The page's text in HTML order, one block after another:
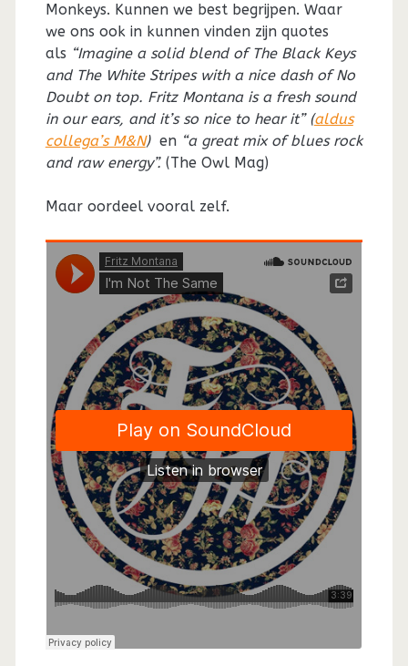
Monkeys. Kunnen we best begrijpen. Waar
we ons ook in kunnen vinden zijn quotes
als “Imagine a solid blend of The Black Keys
and The White Stripes with a nice dash of No
Doubt on top. Fritz Montana is a fresh sound
in our ears, and it’s so nice to hear it” (aldus
collega’s M&N) en “a great mix of blues rock
and raw energy”.(The Owl Mag)
Maar oordeel vooral zelf.